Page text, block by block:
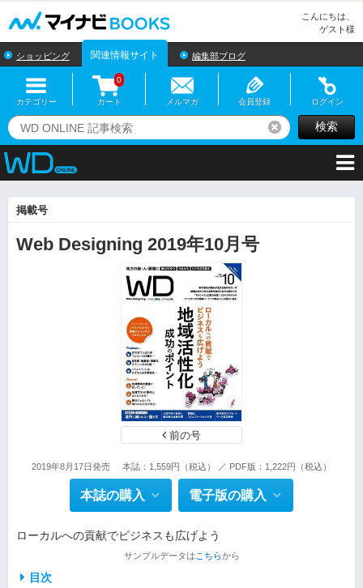
こんにちは、
ゲスト様
ショッピング 関連情報サイト 編集部ブログ
カテゴリー カート
0
メルマガ 会員登録 ログイン
リセット検索
掲載号
Web Designing 2019年10月号
前の号
2019年8月17日発売 本誌：1,559円（税込） ／ PDF版：1,222円（税込）
本誌の購入 電子版の購入
ローカルへの貢献でビジネスも広げよう
サンプルデータは こちらから
目次